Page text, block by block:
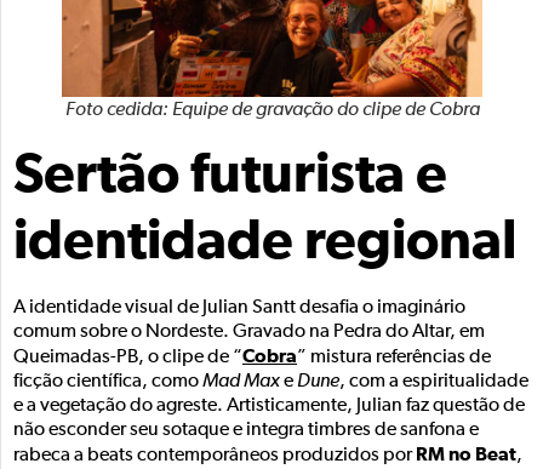
Foto cedida: Equipe de gravação do clipe de Cobra
Sertão futurista e
identidade regional
A identidade visual de Julian Santt desafia o imaginário
comum sobre o Nordeste. Gravado na Pedra do Altar, em
Queimadas-PB, o clipe de “Cobra” mistura referências de
ficção científica, comoMad Maxe Dune, com a espiritualidade
e a vegetação do agreste. Artisticamente, Julian faz questão de
não esconder seu sotaque e integra timbres de sanfona e
rabeca a beats contemporâneos produzidos por RM no Beat,